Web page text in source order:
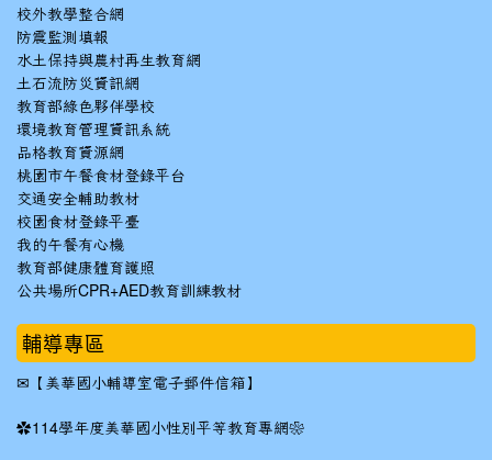
校外教學整合網
防震監測填報
水土保持與農村再生教育網
土石流防災資訊網
教育部綠色夥伴學校
環境教育管理資訊系統
品格教育資源網
桃園市午餐食材登錄平台
交通安全輔助教材
校園食材登錄平臺
我的午餐有心機
教育部健康體育護照
公共場所CPR+AED教育訓練教材
輔導專區
✉ 【美華國小輔導室電子郵件信箱】
✿114學年度美華國小性別平等教育專網❀